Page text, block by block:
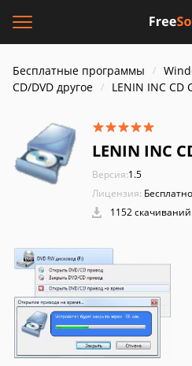
Бесплатные программы
CD/DVD другое
LENIN INC CD
LENIN INC
Версия:1.5
Лицензия:
1152 скачиваний